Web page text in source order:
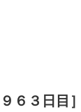
６３日目］